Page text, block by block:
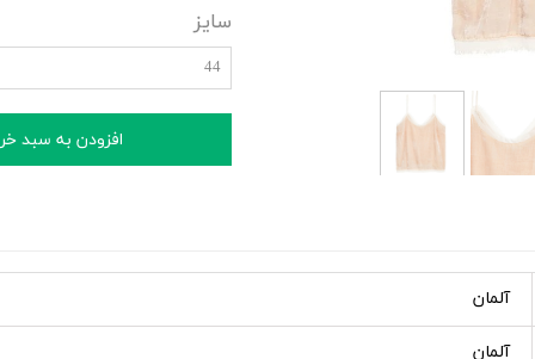
سایز
44
افزودن به سبد
آلمان
آلمان